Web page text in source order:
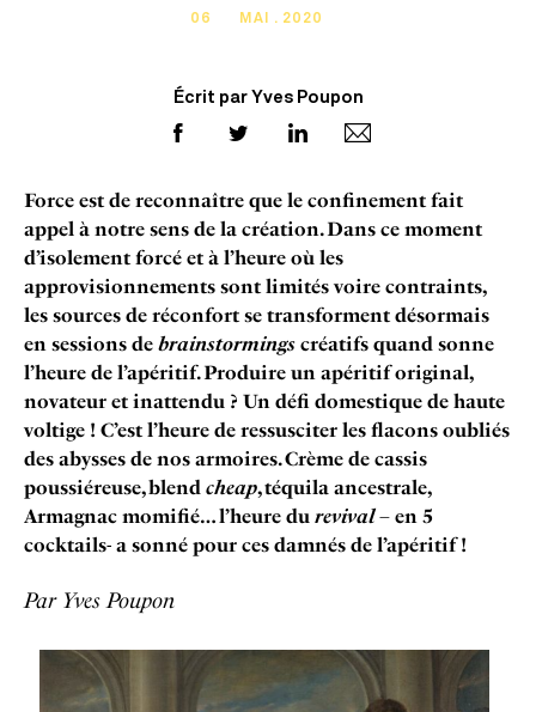
06 MAI . 2020
Écrit par Yves Poupon
Force est de reconnaître que le confinement fait
appel à notre sens de la création. Dans ce moment
d’isolement forcé et à l’heure où les
approvisionnements sont limités voire contraints,
les sources de réconfort se transforment désormais
en sessions de brainstormings créatifs quand sonne
l’heure de l’apéritif. Produire un apéritif original,
novateur et inattendu ? Un défi domestique de haute
voltige ! C’est l’heure de ressusciter les flacons oubliés
des abysses de nos armoires. Crème de cassis
poussiéreuse, blend cheap, téquila ancestrale,
Armagnac momifié… l’heure du revival– en 5
cocktails- a sonné pour ces damnés de l’apéritif !
Par Yves Poupon